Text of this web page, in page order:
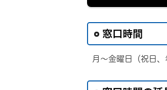
窓口時間
月～金曜日（祝日